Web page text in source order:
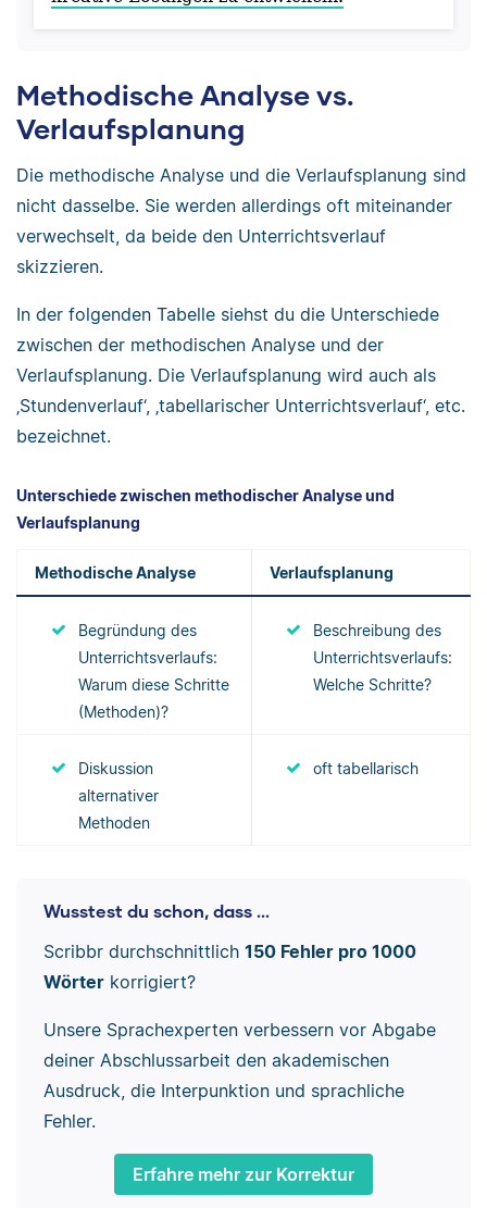
Methodische Analyse vs.
Verlaufsplanung
Die methodische Analyse und die Verlaufsplanung sind
nicht dasselbe. Sie werden allerdings oft miteinander
verwechselt, da beide den Unterrichtsverlauf
skizzieren.
In der folgenden Tabelle siehst du die Unterschiede
zwischen der methodischen Analyse und der
Verlaufsplanung. Die Verlaufsplanung wird auch als
‚Stundenverlauf‘, ‚tabellarischer Unterrichtsverlauf‘, etc.
bezeichnet.
Unterschiede zwischen methodischer Analyse und
Verlaufsplanung
Methodische Analyse Verlaufsplanung
Begründung des
Unterrichtsverlaufs:
Warum diese Schritte
(Methoden)?
Beschreibung des
Unterrichtsverlaufs:
Welche Schritte?
Diskussion
alternativer
Methoden
oft tabellarisch
Wusstest du schon, dass ...
Scribbr durchschnittlich 150 Fehler pro 1000
Wörterkorrigiert?
Unsere Sprachexperten verbessern vor Abgabe
deiner Abschlussarbeit den akademischen
Ausdruck, die Interpunktion und sprachliche
Fehler.
Erfahre mehr zur Korrektur